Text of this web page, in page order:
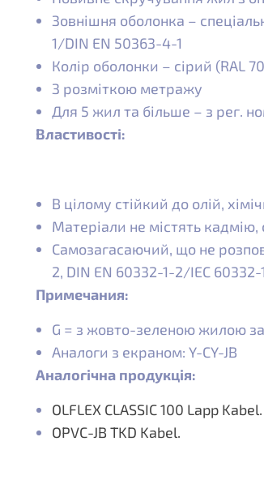
Зовнішня оболонка –
1/DIN EN 50363-4-1
Колір оболонки – сірий (RAL
З розміткою метражу
Для 5 жил та більше – з рег.
Властивості:
В цілому стійкий до олій,
Матеріали не містять
Самозагасаючий, що не
2, DIN EN 60332-1-2/IEC
Примечания:
G = з жовто-зеленою жилою
Аналоги з екраном: Y-CY-JB
Аналогічна продукція:
OLFLEX CLASSIC 100 Lapp Kabel.
OPVC-JB TKD Kabel.